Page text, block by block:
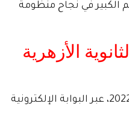
الكبير في نجاح منظومة
الأزهرية
وتبدأ غدا الطعون على نتيجة الدور الثاني للشهادة الثانوية الأزهرية 2022، عبر البوابة الإلكترونية